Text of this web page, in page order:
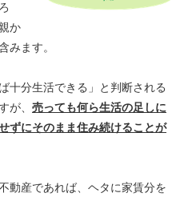
か
みます。
十分生活できる」と判断される
が、 売っても何ら生活の足しに
ずにそのまま住み続けることが
動産であれば、ヘタに家賃分を